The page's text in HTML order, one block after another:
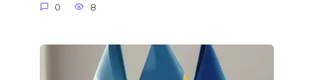
0 8